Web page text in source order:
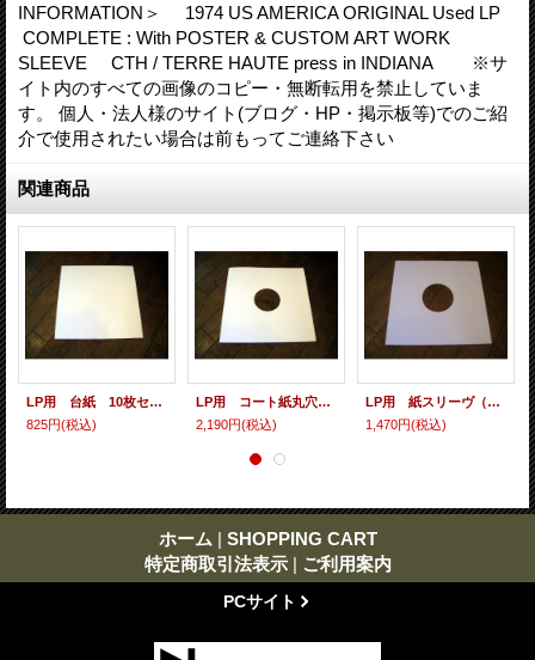
INFORMATION＞ 1974 US AMERICA ORIGINAL Used LP
COMPLETE : With POSTER & CUSTOM ART WORK
SLEEVE CTH / TERRE HAUTE press in INDIANA ※サ
イト内のすべての画像のコピー・無断転用を禁止していま
す。 個人・法人様のサイト(ブログ・HP・掲示板等)でのご紹
介で使用されたい場合は前もってご連絡下さい
関連商品
LP用 台紙 10枚セット
825円(税込)
LP用 コート紙丸穴ジャケ 10枚セット
2,190円(税込)
LP用 紙スリーヴ（レギュラー 四角の角） 10枚セット
1,470円(税込)
ホーム | SHOPPING CART
特定商取引法表示 | ご利用案内
PCサイト